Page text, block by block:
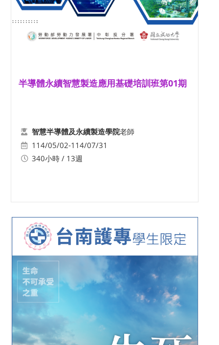
半導體永續智慧製造應用基礎培訓班第01期
智慧半導體及永續製造學院老師
114/05/02-114/07/31
340小時 / 13週